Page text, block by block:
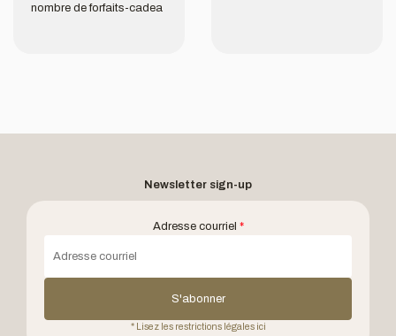
nombre de forfaits-cadea
Newsletter sign-up
Adresse courriel *
S'abonner
* Lisez les restrictions légales ici